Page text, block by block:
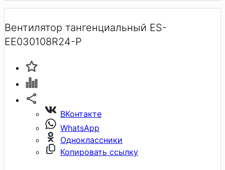
Вентилятор тангенциальный ES-
EE030108R24-P
ВКонтакте
WhatsApp
Одноклассники
Копировать ссылку